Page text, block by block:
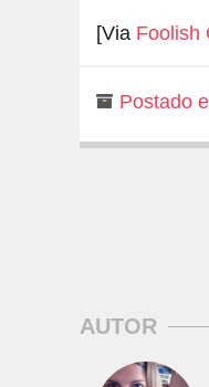
[Via Foolish
Postado
AUTOR